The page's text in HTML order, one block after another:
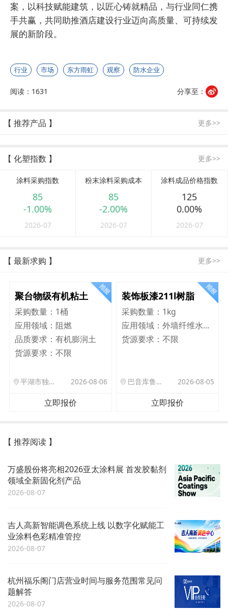
案，以科技赋能建筑，以匠心铸就精品，与行业同仁携
手共赢，共同助推酒店建设行业迈向高质量、可持续发
展的新阶段。
行业 市场 东方雨虹 观察 防水企业
阅读：1631 分享至：
【 推荐产品 】 更多>>
【 化塑指数 】 更多>>
涂料采购指数
85
-1.00%
2026-07
粉末涂料采购成本
85
-2.00%
2026-07
涂料成品价格指数
125
0.00%
2026-07
【 最新求购 】 更多>>
聚台物级有机粘土
采购数量： 1桶
应用领域： 阻燃
品质要求： 有机膨润土
货源要求： 不限
平湖市独山港镇集港路 589 号 2026-08-06
立即报价
装饰板漆211l树脂
采购数量： 1kg
应用领域：
外墙纤维水泥板
货源要求：不限
巴音库鲁提镇,托帕口岸六号库房 2026-08-05
立即报价
【 推荐阅读 】
万盛股份将亮相2026亚太涂料展 首发胶黏剂
领域全新固化剂产品
2026-08-07
吉人高新智能调色系统上线 以数字化赋能工
业涂料色彩精准管控
2026-08-07
杭州福乐阁门店营业时间与服务范围常见问
题解答
2026-08-07